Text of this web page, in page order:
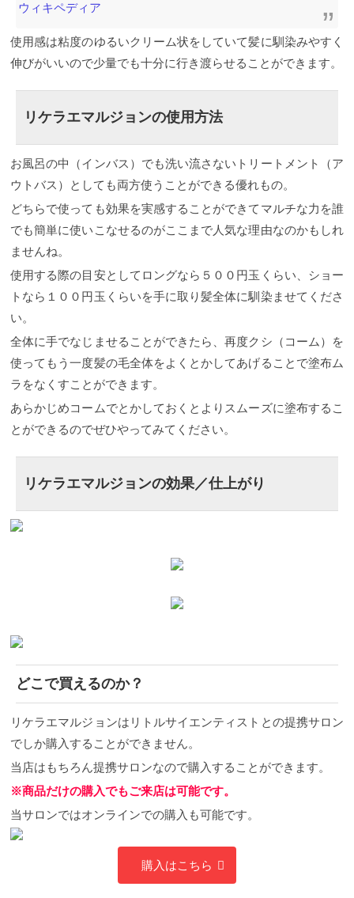
ウィキペディア
使用感は粘度のゆるいクリーム状をしていて髪に馴染みやすく
伸びがいいので少量でも十分に行き渡らせることができます。
リケラエマルジョンの使用方法
お風呂の中（インバス）でも洗い流さないトリートメント（ア
ウトバス）としても両方使うことができる優れもの。
どちらで使っても効果を実感することができてマルチな力を誰
でも簡単に使いこなせるのがここまで人気な理由なのかもしれ
ませんね。
使用する際の目安としてロングなら５００円玉くらい、ショー
トなら１００円玉くらいを手に取り髪全体に馴染ませてくださ
い。
全体に手でなじませることができたら、再度クシ（コーム）を
使ってもう一度髪の毛全体をよくとかしてあげることで塗布ム
ラをなくすことができます。
あらかじめコームでとかしておくとよりスムーズに塗布するこ
とができるのでぜひやってみてください。
リケラエマルジョンの効果／仕上がり
どこで買えるのか？
リケラエマルジョンはリトルサイエンティストとの提携サロン
でしか購入することができません。
当店はもちろん提携サロンなので購入することができます。
※商品だけの購入でもご来店は可能です。
当サロンではオンラインでの購入も可能です。
購入はこちら